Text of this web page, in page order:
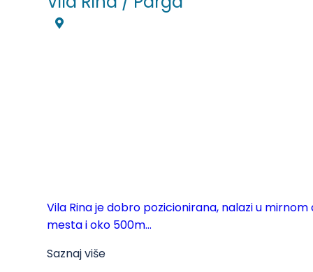
Vila Rina je dobro pozicionirana, nalazi u
mesta i oko 500m...
Saznaj više